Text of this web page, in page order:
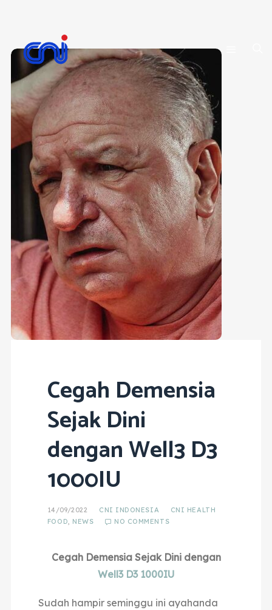
Cegah Demensia
Sejak Dini
dengan Well3 D3
1000IU
14/09/2022 CNI INDONESIA
CNI HEALTH
FOOD, NEWS NO COMMENTS
Cegah Demensia Sejak Dini dengan
Well3 D3 1000IU
Sudah hampir seminggu ini ayahanda